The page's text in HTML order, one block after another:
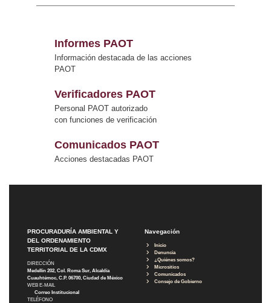
Informes PAOT
Información destacada de las acciones
PAOT
Verificadores PAOT
Personal PAOT autorizado
con funciones de verificación
Comunicados PAOT
Acciones destacadas PAOT
PROCURADURÍA AMBIENTAL Y
DEL ORDENAMIENTO
TERRITORIAL DE LA CDMX
DIRECCIÓN
Medellín 202, Col. Roma Sur, Alcaldía
Cuauhtémoc, C.P. 06700, Ciudad de México
WEB E-MAIL
Correo Institucional
TELÉFONO
Navegación
Inicio
Denuncia
¿Quiénes somos?
Micrositios
Comunicados
Consejo de Gobierno